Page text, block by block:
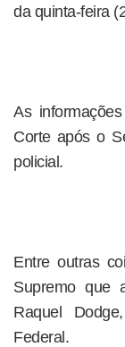
da quinta-feira
As
Corte após o
policial.
Entre outras
Supremo que
Raquel
Federal.